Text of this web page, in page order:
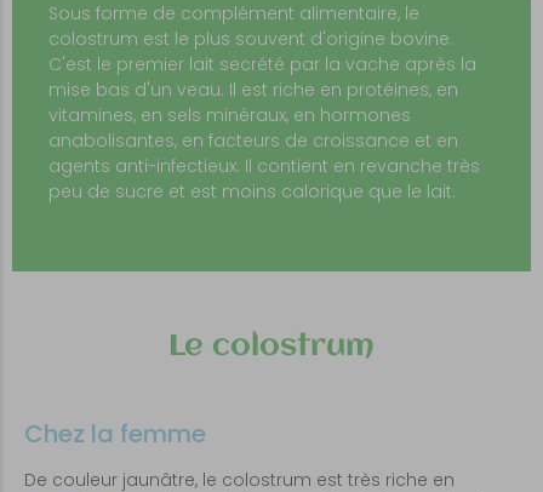
Sous forme de complément alimentaire, le
colostrum est le plus souvent d'origine bovine.
C'est le premier lait secrété par la vache après la
mise bas d'un veau. Il est riche en protéines, en
vitamines, en sels minéraux, en hormones
anabolisantes, en facteurs de croissance et en
agents anti-infectieux. Il contient en revanche très
peu de sucre et est moins calorique que le lait.
Le colostrum
Chez la femme
De couleur jaunâtre, le colostrum est très riche en